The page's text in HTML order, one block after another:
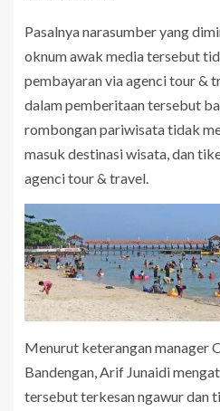
Pasalnya narasumber yang
oknum awak media tersebut
pembayaran via agenci tour &
dalam pemberitaan tersebut
rombongan pariwisata tidak
masuk destinasi wisata, dan
agenci tour & travel.
Menurut keterangan manager
Bandengan, Arif Junaidi
tersebut terkesan ngawur dan